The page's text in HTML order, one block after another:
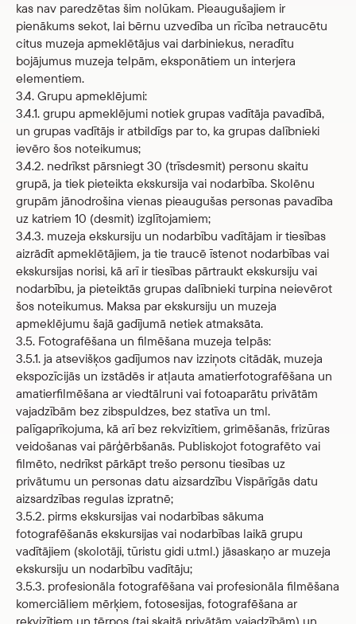
kas nav paredzētas šim nolūkam. Pieaugušajiem ir
pienākums sekot, lai bērnu uzvedība un rīcība netraucētu
citus muzeja apmeklētājus vai darbiniekus, neradītu
bojājumus muzeja telpām, eksponātiem un interjera
elementiem.
3.4. Grupu apmeklējumi:
3.4.1. grupu apmeklējumi notiek grupas vadītāja pavadībā,
un grupas vadītājs ir atbildīgs par to, ka grupas dalībnieki
ievēro šos noteikumus;
3.4.2. nedrīkst pārsniegt 30 (trīsdesmit) personu skaitu
grupā, ja tiek pieteikta ekskursija vai nodarbība. Skolēnu
grupām jānodrošina vienas pieaugušas personas pavadība
uz katriem 10 (desmit) izglītojamiem;
3.4.3. muzeja ekskursiju un nodarbību vadītājam ir tiesības
aizrādīt apmeklētājiem, ja tie traucē īstenot nodarbības vai
ekskursijas norisi, kā arī ir tiesības pārtraukt ekskursiju vai
nodarbību, ja pieteiktās grupas dalībnieki turpina neievērot
šos noteikumus. Maksa par ekskursiju un muzeja
apmeklējumu šajā gadījumā netiek atmaksāta.
3.5. Fotografēšana un filmēšana muzeja telpās:
3.5.1. ja atsevišķos gadījumos nav izziņots citādāk, muzeja
ekspozīcijās un izstādēs ir atļauta amatierfotografēšana un
amatierfilmēšana ar viedtālruni vai fotoaparātu privātām
vajadzībām bez zibspuldzes, bez statīva un tml.
palīgaprīkojuma, kā arī bez rekvizītiem, grimēšanās, frizūras
veidošanas vai pārģērbšanās. Publiskojot fotografēto vai
filmēto, nedrīkst pārkāpt trešo personu tiesības uz
privātumu un personas datu aizsardzību Vispārīgās datu
aizsardzības regulas izpratnē;
3.5.2. pirms ekskursijas vai nodarbības sākuma
fotografēšanās ekskursijas vai nodarbības laikā grupu
vadītājiem (skolotāji, tūristu gidi u.tml.) jāsaskaņo ar muzeja
ekskursiju un nodarbību vadītāju;
3.5.3. profesionāla fotografēšana vai profesionāla filmēšana
komerciāliem mērķiem, fotosesijas, fotografēšana ar